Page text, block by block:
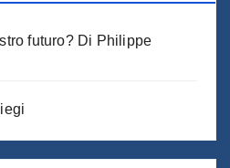
futuro? Di Philippe